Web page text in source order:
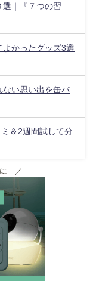
選｜『７つの習
かったグッズ3選
ない思い出を缶バ
＆2週間試して分
に ／